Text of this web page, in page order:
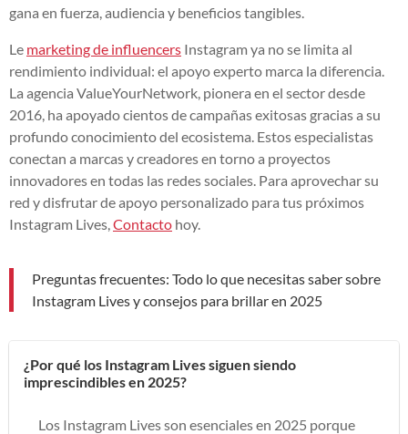
gana en fuerza, audiencia y beneficios tangibles.
Le marketing de influencers Instagram ya no se limita al
rendimiento individual: el apoyo experto marca la diferencia.
La agencia ValueYourNetwork, pionera en el sector desde
2016, ha apoyado cientos de campañas exitosas gracias a su
profundo conocimiento del ecosistema. Estos especialistas
conectan a marcas y creadores en torno a proyectos
innovadores en todas las redes sociales. Para aprovechar su
red y disfrutar de apoyo personalizado para tus próximos
Instagram Lives, Contacto hoy.
Preguntas frecuentes: Todo lo que necesitas saber sobre
Instagram Lives y consejos para brillar en 2025
¿Por qué los Instagram Lives siguen siendo
imprescindibles en 2025?
Los Instagram Lives son esenciales en 2025 porque